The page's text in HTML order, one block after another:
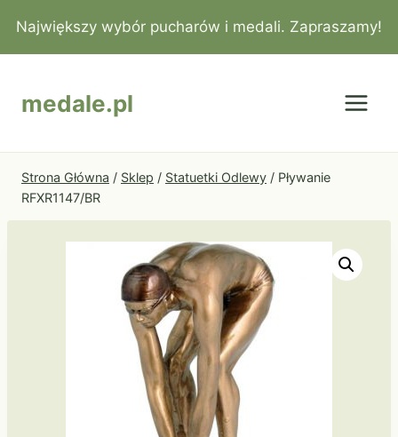
do
treści
Największy wybór pucharów i medali. Zapraszamy!
medale.pl
Strona Główna / Sklep / Statuetki Odlewy / Pływanie
RFXR1147/BR